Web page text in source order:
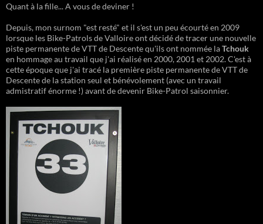
Quant à la fille... A vous de deviner !
Depuis, mon surnom "est resté" et il s'est un peu écourté en 2009
lorsque les Bike-Patrols de Valloire ont décidé de tracer une nouvelle
piste permanente de VTT de Descente qu'ils ont nommée laTchouk
en hommage au travail que j'ai réalisé en 2000, 2001 et 2002. C'est à
cette époque que j'ai tracé la première piste permanente de VTT de
Descente de la station seul et bénévolement (avec un travail
admistratif énorme !) avant de devenir Bike-Patrol saisonnier.